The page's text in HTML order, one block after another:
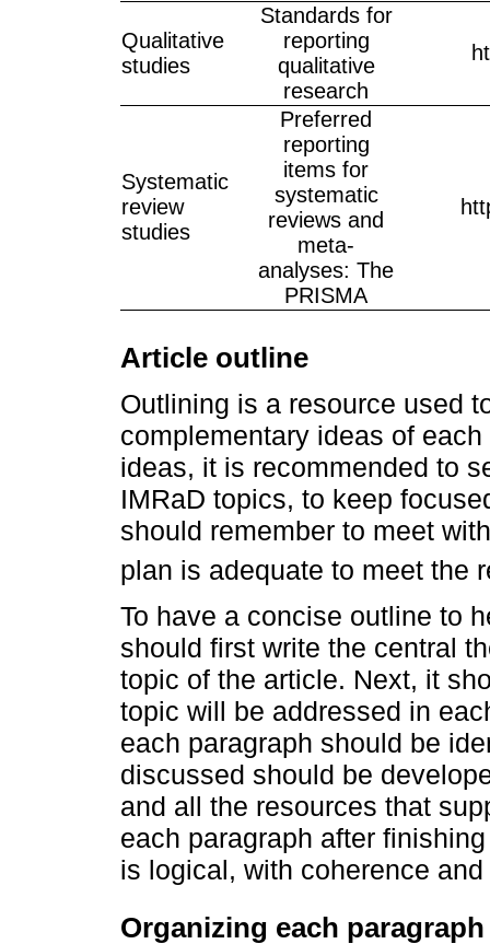
Qualitative
studies
Standards for
reporting
qualitative
research
Systematic
review
studies
Preferred
reporting
items for
systematic
reviews and
meta-
analyses: The
PRISMA
Article outline
Outlining is a resource used
complementary ideas of
ideas, it is recommended to
IMRaD topics, to keep
should remember to meet
plan is adequate to meet the
To have a concise outline to
should first write the central
topic of the article. Next, it
topic will be addressed in
each paragraph should be
discussed should be
and all the resources that
each paragraph after
is logical, with coherence
Organizing each paragraph